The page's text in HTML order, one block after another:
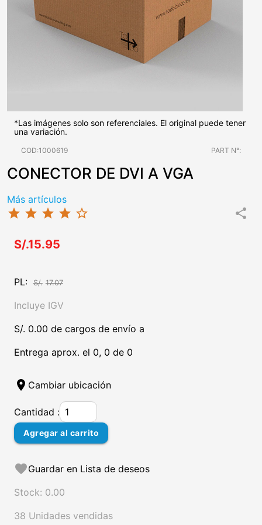
*Las imágenes solo son referenciales. El original puede tener
una variación.
COD:1000619 PART N°:
CONECTOR DE DVI A VGA
Más artículos
star star star star star_border share
S/.15.95
PL: S/. 17.07
Incluye IGV
S/. 0.00 de cargos de envío a
Entrega aprox. el 0, 0 de 0
location_on Cambiar ubicación
Cantidad :
Agregar al carrito
favoriteGuardar en Lista de deseos
Stock: 0.00
38 Unidades vendidas